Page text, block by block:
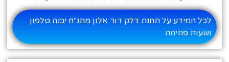
לכל המידע על תחנת דלק דור אלון מתנ"ח יבנה טלפון
ושעות פתיחה